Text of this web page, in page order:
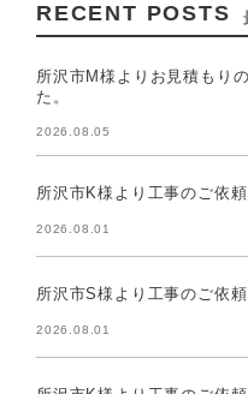
RECENT POSTS
所沢市M様よりお見積もり
た。
2026.08.05
所沢市K様より工事のご依
2026.08.01
所沢市S様より工事のご依
2026.08.01